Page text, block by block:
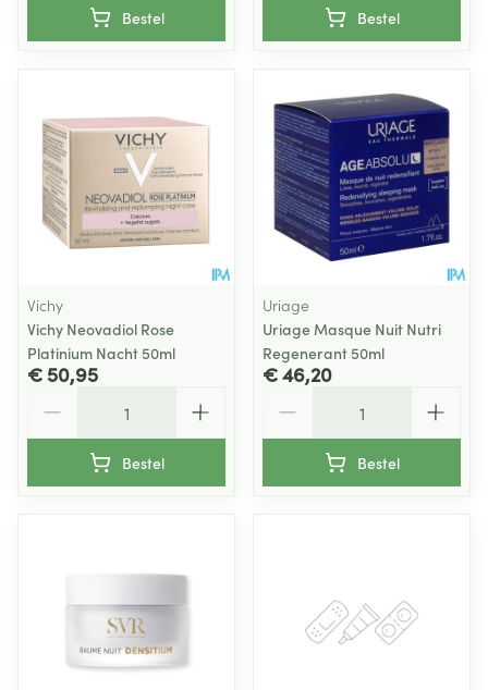
Bestel Bestel
Vichy
Vichy Neovadiol Rose
Platinium Nacht 50ml
€ 50,95
Bestel
Uriage
Uriage Masque Nuit Nutri
Regenerant 50ml
€ 46,20
Bestel